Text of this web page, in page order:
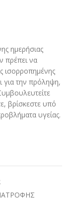
ημερήσιας
πρέπει να
ισορροπημένης
για την πρόληψη,
βρίσκεστε υπό
υγείας.